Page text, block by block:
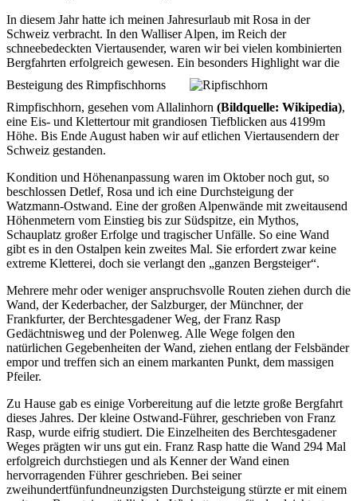
In diesem Jahr hatte ich meinen Jahresurlaub mit Rosa in der
Schweiz verbracht. In den Walliser Alpen, im Reich der
schneebedeckten Viertausender, waren wir bei vielen kombinierten
Bergfahrten erfolgreich gewesen. Ein besonders Highlight war die
Besteigung des Rimpfischhorns
Rimpfischhorn, gesehen vom Allalinhorn (Bildquelle: Wikipedia),
eine Eis- und Klettertour mit grandiosen Tiefblicken aus 4199m
Höhe. Bis Ende August haben wir auf etlichen Viertausendern der
Schweiz gestanden.
Kondition und Höhenanpassung waren im Oktober noch gut, so
beschlossen Detlef, Rosa und ich eine Durchsteigung der
Watzmann-Ostwand. Eine der großen Alpenwände mit zweitausend
Höhenmetern vom Einstieg bis zur Südspitze, ein Mythos,
Schauplatz großer Erfolge und tragischer Unfälle. So eine Wand
gibt es in den Ostalpen kein zweites Mal. Sie erfordert zwar keine
extreme Kletterei, doch sie verlangt den
ganzen Bergsteiger .
Mehrere mehr oder weniger anspruchsvolle Routen ziehen durch die
Wand, der Kederbacher, der Salzburger, der Münchner, der
Frankfurter, der Berchtesgadener Weg, der Franz Rasp
Gedächtnisweg und der Polenweg. Alle Wege folgen den
natürlichen Gegebenheiten der Wand, ziehen entlang der Felsbänder
empor und treffen sich an einem markanten Punkt, dem massigen
Pfeiler.
Zu Hause gab es einige Vorbereitung auf die letzte große Bergfahrt
dieses Jahres. Der kleine Ostwand-Führer, geschrieben von Franz
Rasp, wurde eifrig studiert. Die Einzelheiten des Berchtesgadener
Weges prägten wir uns gut ein. Franz Rasp hatte die Wand 294 Mal
erfolgreich durchstiegen und als Kenner der Wand einen
hervorragenden Führer geschrieben. Bei seiner
zweihundertfünfundneunzigsten Durchsteigung stürzte er mit einem